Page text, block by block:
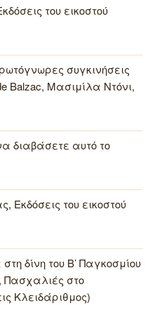
του εικοστού
συγκινήσεις
Balzac, Μασιμίλα Ντόνι,
διαβάσετε αυτό το
Εκδόσεις του εικοστού
δίνη του Β’ Παγκοσμίου
Πασχαλιές στο
Κλειδάριθμος)